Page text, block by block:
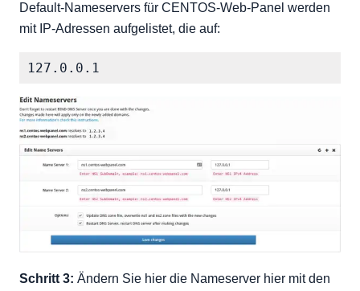
Default-Nameservers für CENTOS-Web-Panel werden
mit IP-Adressen aufgelistet, die auf:
Schritt 3: Ändern Sie hier die Nameserver hier mit den